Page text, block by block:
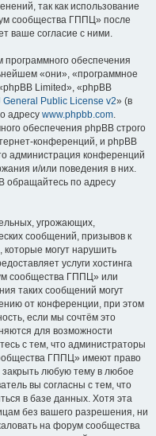
так как использование
сообщества ГППЦ» после
ваше согласие с ними.
обеспечения
«они», «программное
Limited», «phpBB
General Public License v2» (в
адресу www.phpbb.com.
обеспечения phpBB строго
конференций, и phpBB
администрация конференций
и/или поведения в них.
обращайтесь по адресу
угрожающих,
сообщений, призывов к
могут нарушить
услуги хостинга
сообщества ГППЦ» или
таких сообщений могут
от конференции, при этом
если мы сочтём это
для возможности
с тем, что администраторы
ГППЦ» имеют право
закрыть любую тему в любое
вы согласны с тем, что
в базе данных. Хотя эта
без вашего разрешения, ни
на форум сообщества